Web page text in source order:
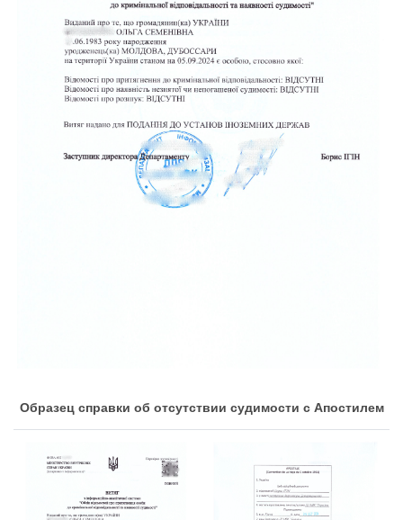
Образец справки об отсутствии судимости c Апостилем